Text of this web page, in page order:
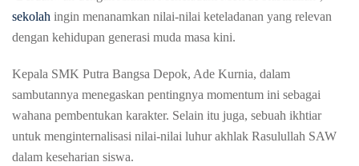
sekolah ingin menanamkan nilai-nilai keteladanan yang relevan
dengan kehidupan generasi muda masa kini.
Kepala SMK Putra Bangsa Depok, Ade Kurnia, dalam
sambutannya menegaskan pentingnya momentum ini sebagai
wahana pembentukan karakter. Selain itu juga, sebuah ikhtiar
untuk menginternalisasi nilai-nilai luhur akhlak Rasulullah SAW
dalam keseharian siswa.